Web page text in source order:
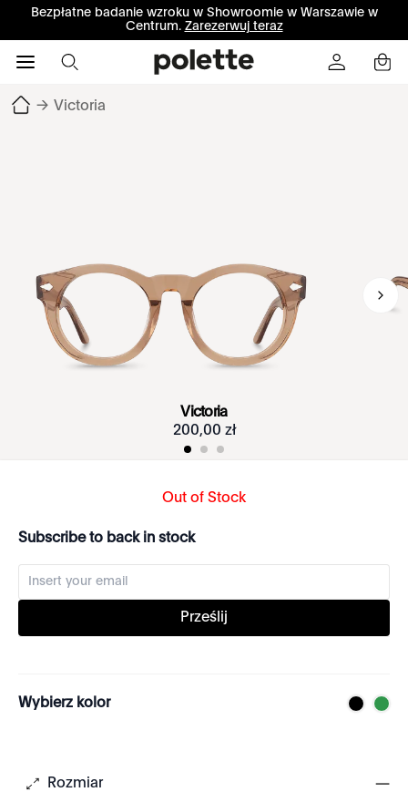
Bezpłatne badanie wzroku w Showroomie w Warszawie w
Centrum. Zarezerwuj teraz
→ Victoria
Victoria
200,00 zł
Out of Stock
Subscribe to back in stock
Prześlij
Wybierz kolor
Rozmiar